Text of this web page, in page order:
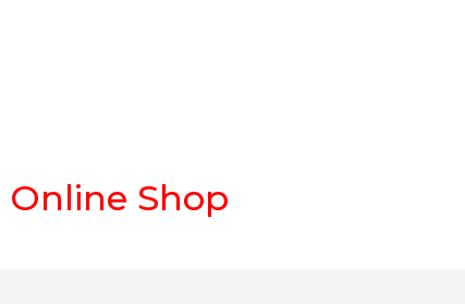
Online Shop